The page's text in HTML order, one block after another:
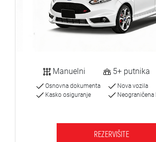
Manuelni 5+ putnika
Osnovna dokumenta
Kasko osiguranje
Nova vozila
REZERVIŠITE